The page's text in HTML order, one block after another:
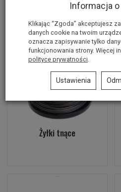
Żyłki tnące
Informacja
Klikając “Zgoda” akceptujesz
danych cookie na twoim
oznacza zapisywanie tylko
funkcjonowania strony. Więcej
polityce prywatności.
Ustawienia